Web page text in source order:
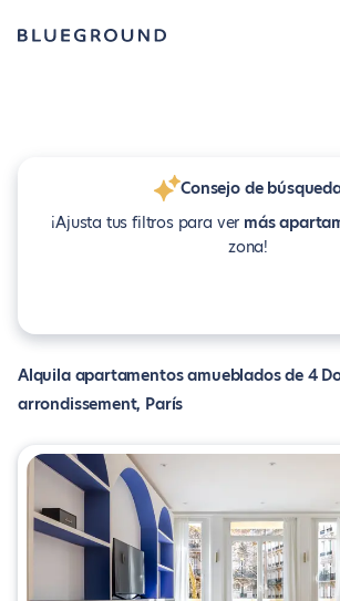
Consejo de
¡Ajusta tus filtros para ver más
zona!
Alquila apartamentos amueblados de 4
arrondissement, París